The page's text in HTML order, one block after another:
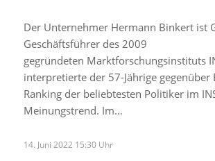
Der Unternehmer Hermann Binkert ist
Geschäftsführer des 2009
gegründeten Marktforschungsinstituts
interpretierte der 57-Jährige gegenüber
Ranking der beliebtesten Politiker im
Meinungstrend. Im…
14. Juni 2022 15:30 Uhr